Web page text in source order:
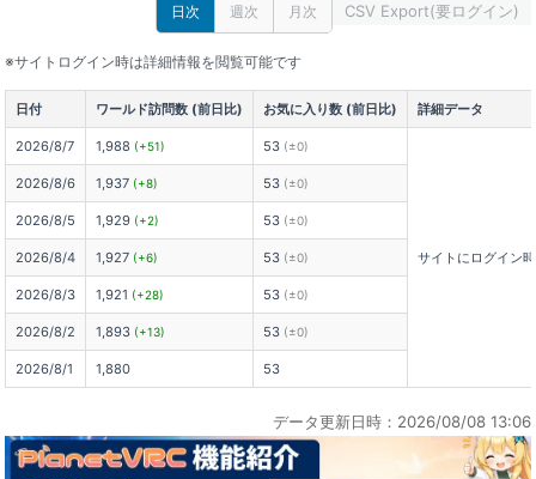
日次 週次 月次 CSV Export(要ログイン)
※サイトログイン時は詳細情報を閲覧可能です
日付 ワールド訪問数 (前日比) お気に入り数 (前日比) 詳細データ
2026/8/7 1,988 (+51) 53 (±0)
サイトにログイン
2026/8/6 1,937 (+8) 53 (±0)
2026/8/5 1,929 (+2) 53 (±0)
2026/8/4 1,927 (+6) 53 (±0)
2026/8/3 1,921 (+28) 53 (±0)
2026/8/2 1,893 (+13) 53 (±0)
2026/8/1 1,880 53
データ更新日時：2026/08/08 13:06